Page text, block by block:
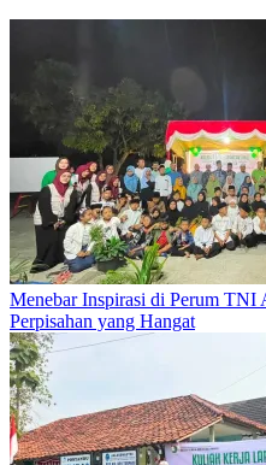
Menebar Inspirasi di Perum TNI
Perpisahan yang Hangat